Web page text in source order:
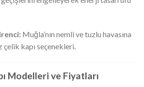
Muğla’nın nemli ve tuzlu havasına
çelik kapı seçenekleri.
Modelleri ve Fiyatları